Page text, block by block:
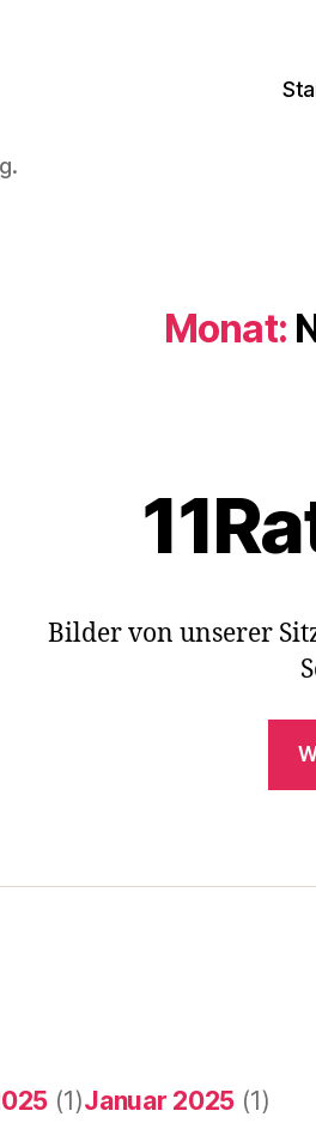
Monat:
Bilder von unserer
(1)Januar 2025 (1)